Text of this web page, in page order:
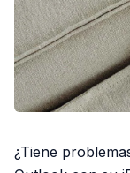
¿Tiene